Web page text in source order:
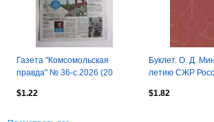
Газета "Комсомольская
правда" № 36-с.2026 (20
$1.22
Буклет. О. Д.
летию СЖР
$1.82